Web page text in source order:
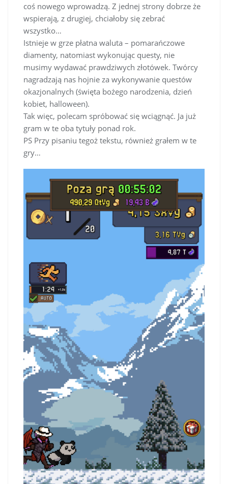
coś nowego wprowadzą. Z jednej strony dobrze że
wspierają, z drugiej, chciałoby się zebrać
wszystko…
Istnieje w grze płatna waluta – pomarańczowe
diamenty, natomiast wykonując questy, nie
musimy wydawać prawdziwych złotówek. Twórcy
nagradzają nas hojnie za wykonywanie questów
okazjonalnych (święta bożego narodzenia, dzień
kobiet, halloween).
Tak więc, polecam spróbować się wciągnąć. Ja już
gram w te oba tytuły ponad rok.
PS Przy pisaniu tegoż tekstu, również grałem w te
gry…